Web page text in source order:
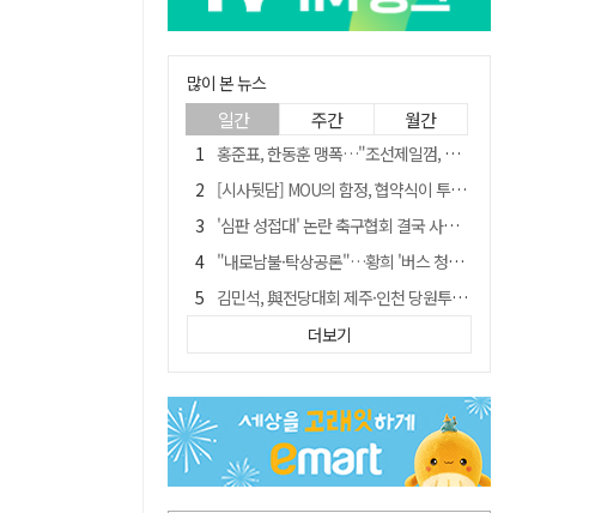
많이 본 뉴스
일간 주간 월간
홍준표, 한동훈 맹폭…"조선제일껌, 권력에 살고 권력에 죽었다"
[시사뒷담] MOU의 함정, 협약식이 투자 확정은 아니긴 해
'심판 성접대' 논란 축구협회 결국 사과…"깊이 반성, 쇄신하겠다"
"내로남불·탁상공론"…황희 '버스 청년주택' 제안에 與 내부서도 쓴소리
김민석, 與전당대회 제주·인천 당원투표서 승리…누적 득표는 '초박빙'
"경로당 통장에 비밀번호가 적혀 있다"…전국 돌며 경로당 13곳 턴 30대 구속
휠체어 환자 발로 밀어 숨지게 한 70대 간병인…2심도 집행유예
"침대에 결박, 탈진"…평생 교회서 산 11세 남아, 병원 이송 끝 숨져
[금주의 이슈] 하늘의 외계인, 바다의 귀향자…영화 '호프'와 '오디세이'
더보기